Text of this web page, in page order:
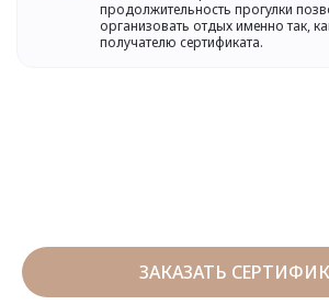
продолжительность прогулки
организовать отдых именно так,
получателю сертификата.
ЗАКАЗАТЬ